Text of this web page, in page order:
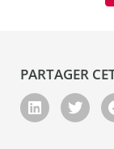
PARTAGER